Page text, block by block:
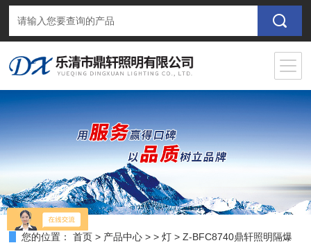
您的位置： 首页 > 产品中心 > >灯 > Z-BFC8740鼎轩照明隔爆